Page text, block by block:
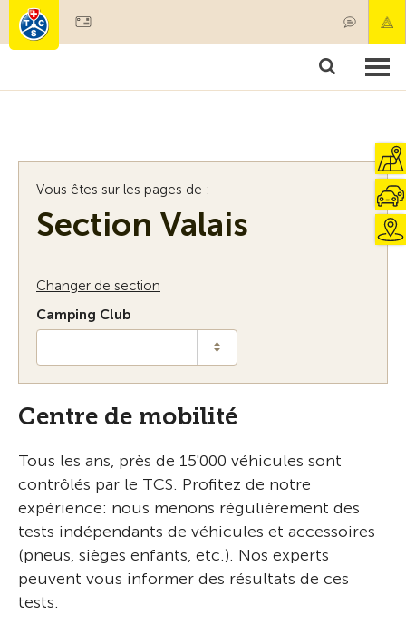
Membres & prestations
Vous êtes sur les pages de :
Section Valais
Changer de section
Camping Club
Centre de mobilité
Tous les ans, près de 15'000 véhicules sont
contrôlés par le TCS. Profitez de notre
expérience: nous menons régulièrement des
tests indépendants de véhicules et accessoires
(pneus, sièges enfants, etc.). Nos experts
peuvent vous informer des résultats de ces
tests.